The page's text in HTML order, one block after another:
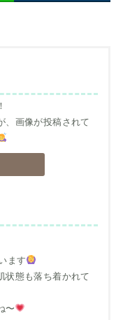
、画像が投稿されて
ます
状態も落ち着かれて
〜